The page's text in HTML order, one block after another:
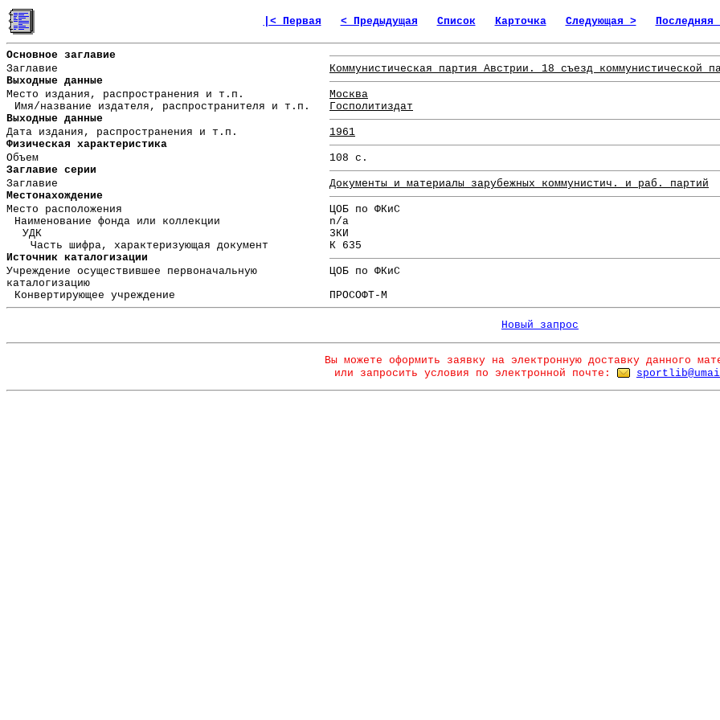
|< Первая < Предыдущая Список Карточка Следующая > Последняя
Основное заглавие
Заглавие
Коммунистическая партия Австрии. 18 съезд
Выходные данные
Место издания, распространения и т.п.
Москва
Имя/название издателя, распространителя и т.п.
Госполитиздат
Выходные данные
Дата издания, распространения и т.п.
1961
Физическая характеристика
Объем
108 с.
Заглавие серии
Заглавие
Документы и материалы зарубежных коммунистич. и раб. партий
Местонахождение
Место расположения
ЦОБ по ФКиС
Наименование фонда или коллекции
n/a
УДК
3КИ
Часть шифра, характеризующая документ
К 635
Источник каталогизации
Учреждение осуществившее первоначальную
каталогизацию
ЦОБ по ФКиС
Конвертирующее учреждение
ПРОСОФТ-М
Новый запрос
Вы можете оформить заявку на электронную доставку данного
или запросить условия по электронной почте: